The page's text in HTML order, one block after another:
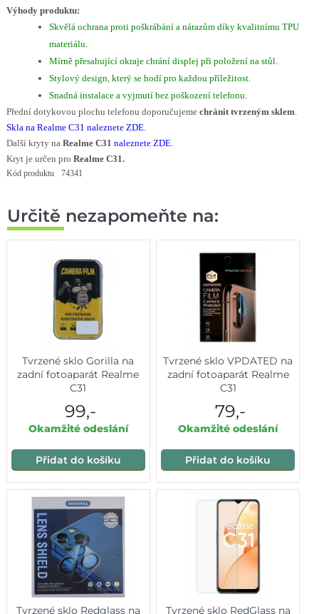
Výhody produktu:
Skvělá ochrana proti poškrábání a nárazům díky kvalitnímu TPU
materiálu.
Mírně přesahující okraje chrání displej při položení na stůl.
Stylový design, který se hodí pro každou příležitost.
Snadná instalace a vyjmutí bez poškození telefonu.
Přední dotykovou plochu telefonu doporučujeme chránit tvrzeným sklem.
Skla na Realme C31 naleznete ZDE.
Další kryty na Realme C31 naleznete ZDE.
Kryt je určen pro Realme C31.
Kód produktu 74341
Určitě nezapomeňte na:
Tvrzené sklo Gorilla na
zadní fotoaparát Realme
C31
99,-
Okamžité odeslání
Přidat do košíku
Tvrzené sklo VPDATED na
zadní fotoaparát Realme
C31
79,-
Okamžité odeslání
Přidat do košíku
Tvrzené sklo Redglass na Tvrzené sklo RedGlass na